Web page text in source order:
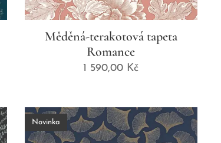
Měděná-terakotová tapeta
Romance
1 590,00 Kč
Novinka